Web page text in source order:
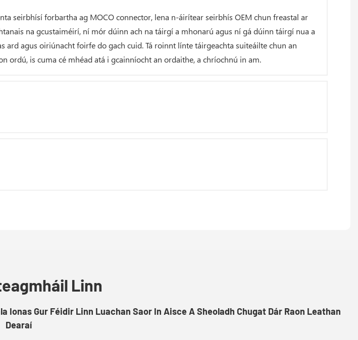
seirbhísí forbartha ag MOCO connector, lena n-áirítear seirbhís OEM chun freastal ar
na gcustaiméirí, ní mór dúinn ach na táirgí a mhonarú agus ní gá dúinn táirgí nua a
agus oiriúnacht foirfe do gach cuid. Tá roinnt línte táirgeachta suiteáilte chun an
is cuma cé mhéad atá i gcainníocht an ordaithe, a chríochnú in am.
Linn
Ionas Gur Féidir Linn Luachan Saor In Aisce A Sheoladh Chugat Dár Raon Leathan
Dearaí